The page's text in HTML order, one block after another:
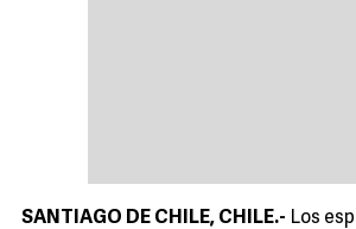
SANTIAGO DE CHILE, CHILE.- Los